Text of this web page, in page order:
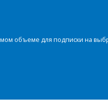
объеме для подписки на